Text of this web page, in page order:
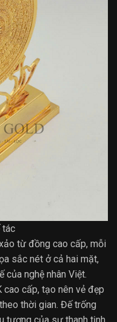
tác
từ đồng cao cấp, mỗi
sắc nét ở cả hai mặt,
của nghệ nhân Việt.
cấp, tạo nên vẻ đẹp
thời gian. Đế trống